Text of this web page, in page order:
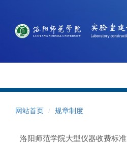
网站首页 规章制度
洛阳师范学院大型仪器收费标准